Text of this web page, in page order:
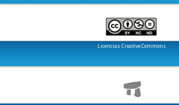
Licencias Creative Commons